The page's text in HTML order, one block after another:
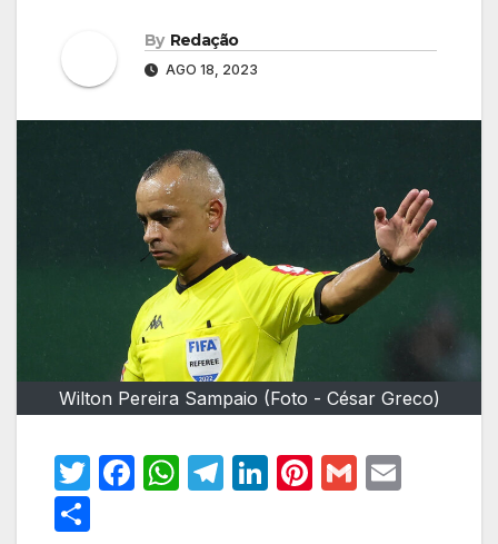
By Redação
AGO 18, 2023
Wilton Pereira Sampaio (Foto - César Greco)
T
F
W T
Li Pi G